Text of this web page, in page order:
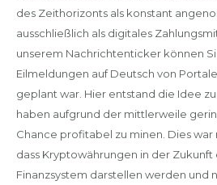
des Zeithorizonts als konstant
ausschließlich als digitales
unserem Nachrichtenticker können
Eilmeldungen auf Deutsch von
geplant war. Hier entstand die Idee
haben aufgrund der mittlerweile
Chance profitabel zu minen. Dies war
dass Kryptowährungen in der
Finanzsystem darstellen werden und